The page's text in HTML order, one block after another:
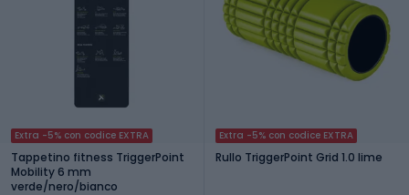
Extra -5% con codice EXTRA
Tappetino fitness TriggerPoint
Mobility 6 mm
verde/nero/bianco
Extra -5% con codice EXTRA
Rullo TriggerPoint Grid 1.0 lime